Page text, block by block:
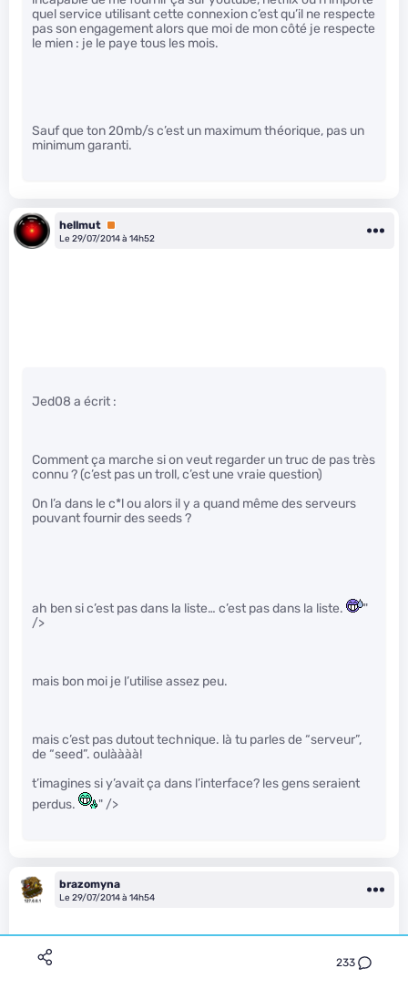
233
quel service utilisant cette connexion c’est qu’il ne respecte
pas son engagement alors que moi de mon côté je respecte
le mien : je le paye tous les mois.
Sauf que ton 20mb/s c’est un maximum théorique, pas un
minimum garanti.
hellmut Premium
Le 29/07/2014 à 14h52
Jed08 a écrit :
Comment ça marche si on veut regarder un truc de pas très
connu ? (c’est pas un troll, c’est une vraie question)
On l’a dans le c*l ou alors il y a quand même des serveurs
pouvant fournir des seeds ?
ah ben si c’est pas dans la liste… c’est pas dans la liste.
"
/>
mais bon moi je l’utilise assez peu.
mais c’est pas dutout technique. là tu parles de “serveur”,
de “seed”. oulàààà!
t’imagines si y’avait ça dans l’interface? les gens seraient
perdus.
" />
brazomyna
Le 29/07/2014 à 14h54